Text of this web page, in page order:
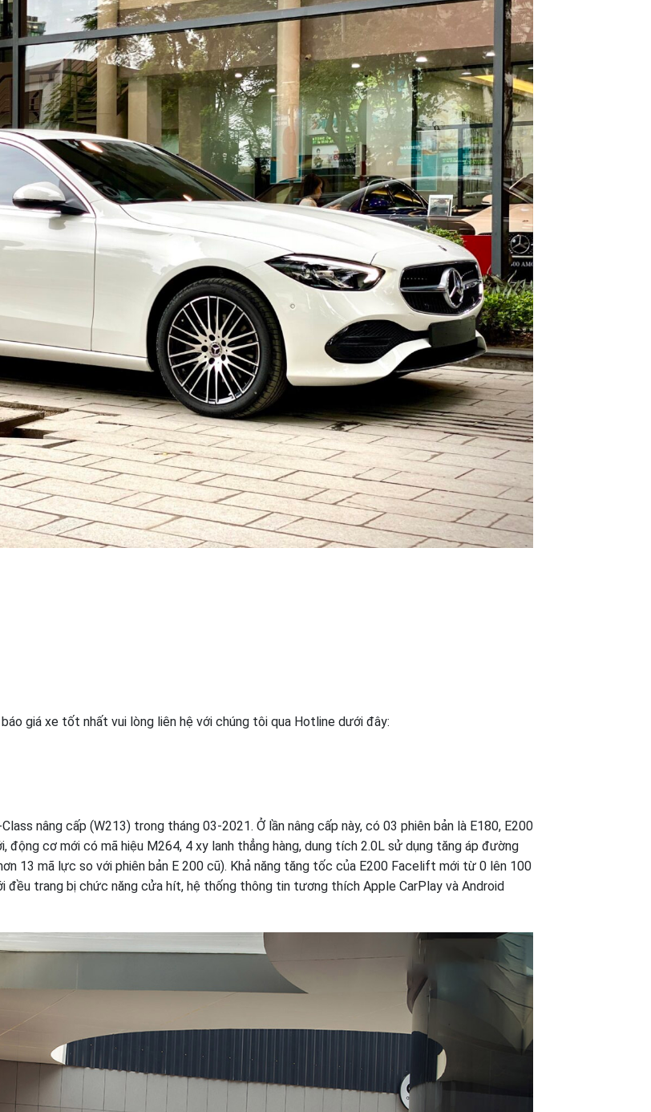
giá xe tốt nhất vui lòng liên hệ với chúng tôi qua Hotline dưới đây:
nâng cấp (W213) trong tháng 03-2021. Ở lần nâng cấp này, có 03 phiên bản là E180, E200
động cơ mới có mã hiệu M264, 4 xy lanh thẳng hàng, dung tích 2.0L sử dụng tăng áp đường
13 mã lực so với phiên bản E 200 cũ). Khả năng tăng tốc của E200 Facelift mới từ 0 lên 100
đều trang bị chức năng cửa hít, hệ thống thông tin tương thích Apple CarPlay và Android